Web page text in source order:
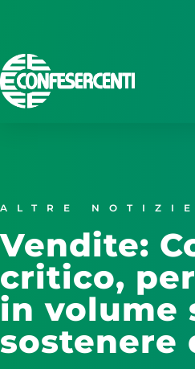
ALTRE NOTIZIE
Vendite:
critico,
in volume
sostenere